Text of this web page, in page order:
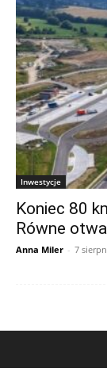
Inwestycje
Koniec 80
Równe
Anna Miler - 7